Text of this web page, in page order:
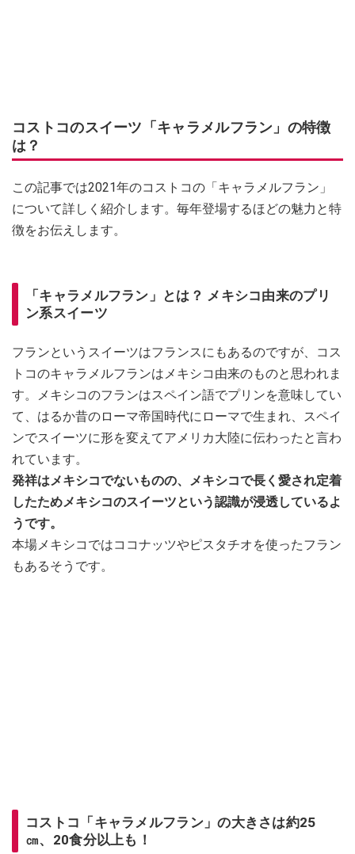
コストコのスイーツ「キャラメルフラン」の特徴
は？
この記事では2021年のコストコの「キャラメルフラン」
について詳しく紹介します。毎年登場するほどの魅力と特
徴をお伝えします。
「キャラメルフラン」とは？ メキシコ由来のプリ
ン系スイーツ
フランというスイーツはフランスにもあるのですが、コス
トコのキャラメルフランはメキシコ由来のものと思われま
す。メキシコのフランはスペイン語でプリンを意味してい
て、はるか昔のローマ帝国時代にローマで生まれ、スペイ
ンでスイーツに形を変えてアメリカ大陸に伝わったと言わ
れています。
発祥はメキシコでないものの、メキシコで長く愛され定着
したためメキシコのスイーツという認識が浸透しているよ
うです。
本場メキシコではココナッツやピスタチオを使ったフラン
もあるそうです。
コストコ「キャラメルフラン」の大きさは約25
㎝、20食分以上も！